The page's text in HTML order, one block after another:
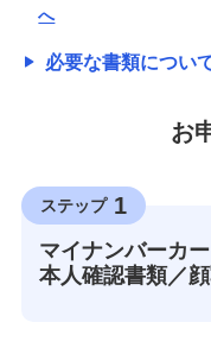
へ
必要な書類につい
お
ステップ 1
マイナンバーカ
本人確認書類／